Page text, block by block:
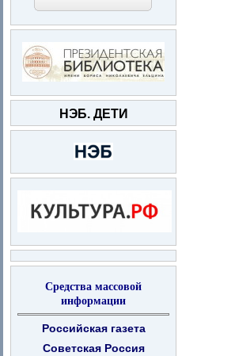
НЭБ. ДЕТИ
Средства массовой
информации
Российская газета
Советская Россия